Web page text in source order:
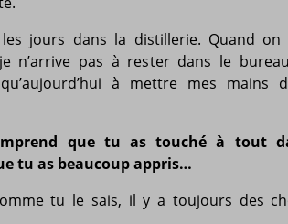
jours dans la distillerie. Quand on
n’arrive pas à rester dans le
à mettre mes mains
que tu as touché à tout
tu as beaucoup appris…
tu le sais, il y a toujours des